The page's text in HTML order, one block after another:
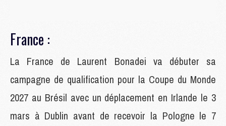
France :
La France de Laurent Bonadei va débuter sa
campagne de qualification pour la Coupe du Monde
2027 au Brésil avec un déplacement en Irlande le 3
mars à Dublin avant de recevoir la Pologne le 7